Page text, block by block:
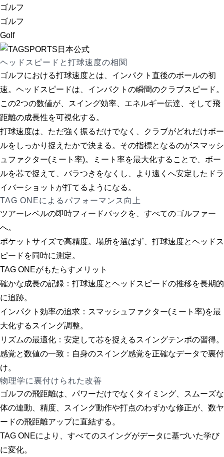
ゴルフ
ゴルフ
Golf
ヘッドスピードと打球速度の相関
ゴルフにおける打球速度とは、インパクト直後のボールの初
速。ヘッドスピードは、インパクトの瞬間のクラブスピード。
この2つの数値が、スイング効率、エネルギー伝達、そして飛
距離の成長性を可視化する。
打球速度は、ただ強く振るだけでなく、クラブがどれだけボー
ルをしっかり捉えたかで決まる。その指標となるのがスマッシ
ュファクター(ミート率)。ミート率を最大化することで、ボー
ルを芯で捉えて、バラつきをなくし、より遠くへ安定したドラ
イバーショットが打てるようになる。
TAG ONEによるパフォーマンス向上
ツアーレベルの即時フィードバックを、すべてのゴルファー
へ。
ポケットサイズで高精度。場所を選ばず、打球速度とヘッドス
ピードを同時に測定。
TAG ONEがもたらすメリット
確かな成長の記録： 打球速度とヘッドスピードの推移を長期的
に追跡。
インパクト効率の追求： スマッシュファクター(ミート率)を最
大化するスイング調整。
リズムの最適化： 安定して芯を捉えるスイングテンポの習得。
感覚と数値の一致： 自身のスイング感覚を正確なデータで裏付
け。
物理学に裏付けられた改善
ゴルフの飛距離は、パワーだけでなくタイミング、スムーズな
体の連動、精度、スイング動作や打点のわずかな修正が、数ヤ
ードの飛距離アップに直結する。
TAG ONEにより、すべてのスイングがデータに基づいた学び
に変化。